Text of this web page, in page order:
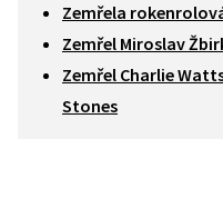
Zemřela
Zemřel Miroslav
Zemřel Charlie
Stones